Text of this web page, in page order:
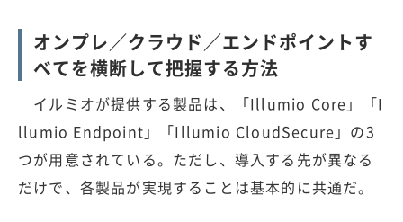
オンプレ／クラウド／エンドポイントす
べてを横断して把握する方法
イルミオが提供する製品は、「Illumio Core」「I
llumio Endpoint」「Illumio CloudSecure」の3
つが用意されている。ただし、導入する先が異なる
だけで、各製品が実現することは基本的に共通だ。